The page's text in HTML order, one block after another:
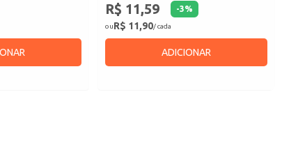
R$ 11,59 -3%
ouR$ 11,90/ cada
ADICIONAR